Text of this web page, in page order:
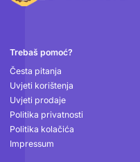
Podnožje
Trebaš pomoć?
Česta pitanja
Uvjeti korištenja
Uvjeti prodaje
Politika privatnosti
Politika kolačića
Impressum